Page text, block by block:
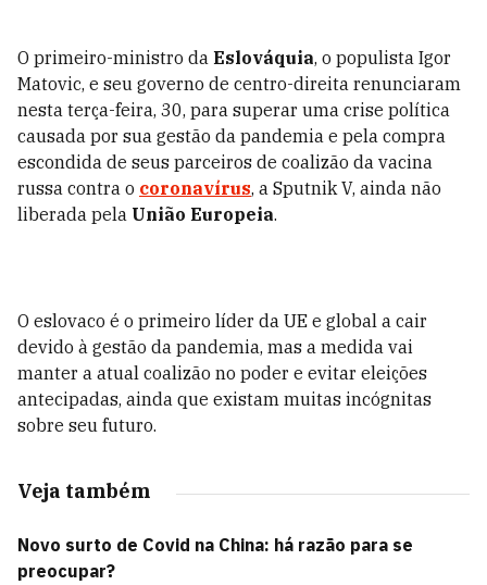
O primeiro-ministro da Eslováquia, o populista Igor
Matovic, e seu governo de centro-direita renunciaram
nesta terça-feira, 30, para superar uma crise política
causada por sua gestão da pandemia e pela compra
escondida de seus parceiros de coalizão da vacina
russa contra o coronavírus, a Sputnik V, ainda não
liberada pela União Europeia.
O eslovaco é o primeiro líder da UE e global a cair
devido à gestão da pandemia, mas a medida vai
manter a atual coalizão no poder e evitar eleições
antecipadas, ainda que existam muitas incógnitas
sobre seu futuro.
Veja também
Novo surto de Covid na China: há razão para se
preocupar?